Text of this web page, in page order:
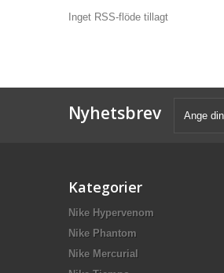
Inget RSS-flöde tillagt
Nyhetsbrev
Kategorier
Nike Hypervenom
Nike Phantom
Nike Mercurial